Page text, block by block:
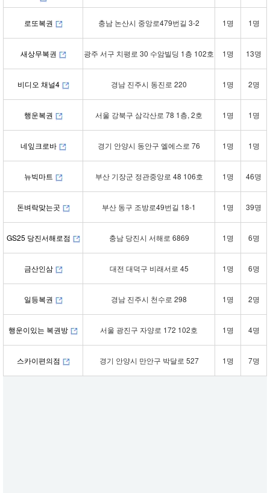
로또복권 충남 논산시 중앙로479번길 3-2 1명 1명
새상무복권 광주 서구 치평로 30 수암빌딩 1층 102호 1명 13명
비디오 채널4 경남 진주시 동진로 220 1명 2명
행운복권 서울 강북구 삼각산로 78 1층, 2호 1명 1명
네잎크로바 경기 안양시 동안구 엘에스로 76 1명 1명
뉴빅마트 부산 기장군 정관중앙로 48 106호 1명 46명
돈벼락맞는곳 부산 동구 조방로49번길 18-1 1명 39명
GS25 당진서해로점 충남 당진시 서해로 6869 1명 6명
금산인삼 대전 대덕구 비래서로 45 1명 6명
일등복권 경남 진주시 천수로 298 1명 2명
행운이있는 복권방 서울 광진구 자양로 172 102호 1명 4명
스카이편의점 경기 안양시 만안구 박달로 527 1명 7명